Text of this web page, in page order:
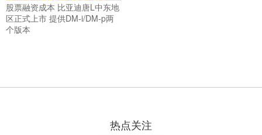
股票融资成本 比亚迪唐L中东地
区正式上市 提供DM-i/DM-p两
个版本
热点关注